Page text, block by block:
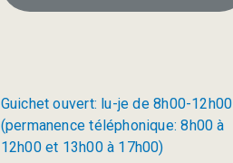
Guichet ouvert: lu-je de 8h00-12h00
(permanence téléphonique: 8h00 à
12h00 et 13h00 à 17h00)